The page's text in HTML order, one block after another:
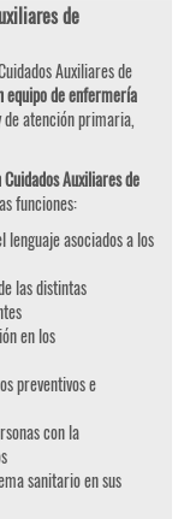
de
Auxiliares de
equipo de enfermería
de atención primaria,
Auxiliares de
funciones:
asociados a los
las distintas
en los
preventivos e
con la
sanitario en sus